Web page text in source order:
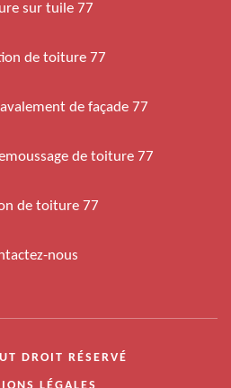
sur tuile 77
de toiture 77
de façade 77
de toiture 77
de toiture 77
nous
DROIT RÉSERVÉ